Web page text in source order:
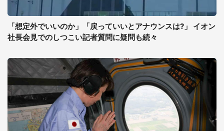
「想定外でいいのか」「戻っていいとアナウンスは?」 イオン
社長会見でのしつこい記者質問に疑問も続々